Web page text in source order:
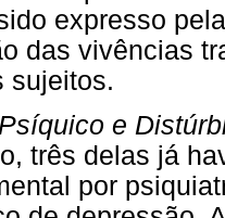
expresso
das vivências
sujeitos.
e
três delas já
por